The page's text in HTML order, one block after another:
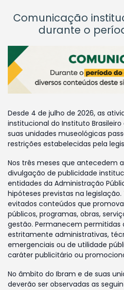
Comunicação
durante o
Desde 4 de julho de 2026, as
institucional do Instituto
suas unidades museológicas
restrições estabelecidas pela
Nos três meses que antecedem
divulgação de publicidade
entidades da Administração
hipóteses previstas na
evitados conteúdos que
públicos, programas, obras,
gestão. Permanecem permitidas
estritamente administrativas,
emergenciais ou de utilidade
caráter publicitário ou
No âmbito do Ibram e de suas
deverão ser observadas as